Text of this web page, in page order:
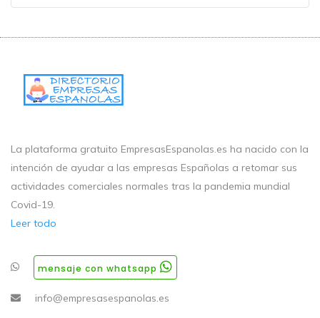
La plataforma gratuito EmpresasEspanolas.es ha nacido con la
intención de ayudar a las empresas Españolas a retomar sus
actividades comerciales normales tras la pandemia mundial
Covid-19.
Leer todo
mensaje con whatsapp
info@empresasespanolas.es